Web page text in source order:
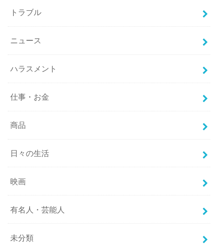
トラブル
ニュース
ハラスメント
仕事・お金
商品
日々の生活
映画
有名人・芸能人
未分類